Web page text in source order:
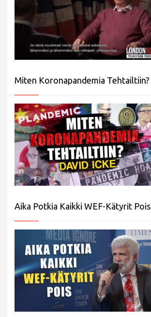
Miten Koronapandemia Tehtailtiin?
Aika Potkia Kaikki WEF-Kätyrit Pois